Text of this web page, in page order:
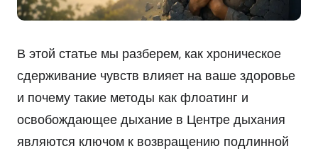
В этой статье мы разберем, как хроническое
сдерживание чувств влияет на ваше здоровье
и почему такие методы как флоатинг и
освобождающее дыхание в Центре дыхания
являются ключом к возвращению подлинной